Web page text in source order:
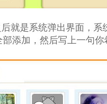
就是系统弹出界面，系
添加，然后写上一句